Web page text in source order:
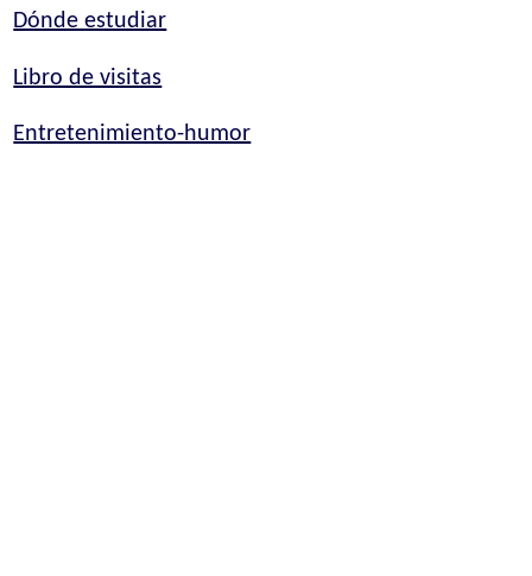
Dónde estudiar
Libro de visitas
Entretenimiento-humor